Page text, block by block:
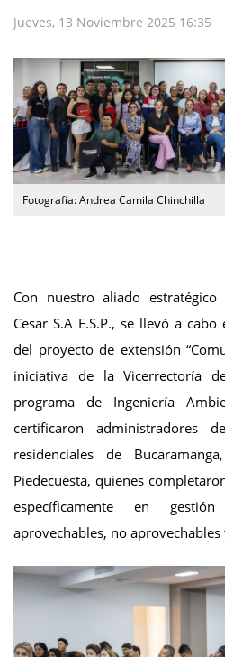
Jueves, 13 Noviembre 2025 16:35
Fotografía: Andrea Camila Chinchilla
Con nuestro aliado
Cesar S.A E.S.P., se llevó a
del proyecto de extensión
iniciativa de la Vicerrectoría
programa de Ingeniería
certificaron administradores
residenciales de
Piedecuesta, quienes
específicamente en
aprovechables, no aprovechables